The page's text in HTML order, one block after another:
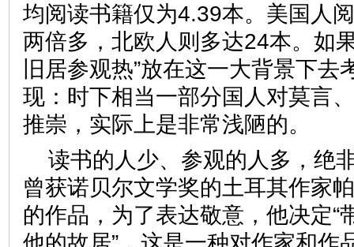
均阅读书籍仅为4.39本。美国人
两倍多，北欧人则多达24本。如
旧居参观热”放在这一大背景下去
现：时下相当一部分国人对莫言
推崇，实际上是非常浅陋的
读书的人少、参观的人多，绝
曾获诺贝尔文学奖的土耳其作家
的作品，为了表达敬意，他决定“